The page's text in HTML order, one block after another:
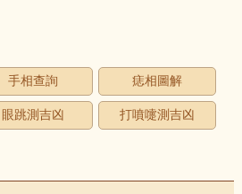
手相查詢 痣相圖解
眼跳測吉凶 打噴嚏測吉凶